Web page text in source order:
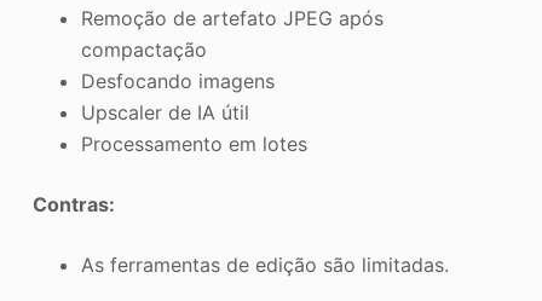
Remoção de artefato JPEG após
compactação
Desfocando imagens
Upscaler de IA útil
Processamento em lotes
Contras:
As ferramentas de edição são limitadas.